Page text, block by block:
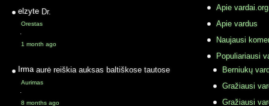
elzyte Dr.
Orestas
·
1 month ago
Irma aurė reiškia auksas baltiškose tautose
Aurimas
·
8 months ago
Apie vardai.org
Apie vardus
Naujausi
Populiariausi
Berniukų
Gražiausi
Gražiausi